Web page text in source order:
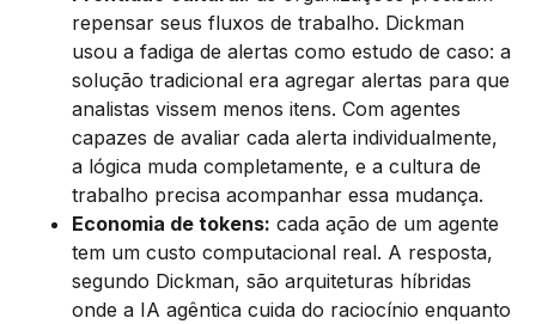
repensar seus fluxos de trabalho. Dickman
usou a fadiga de alertas como estudo de caso: a
solução tradicional era agregar alertas para que
analistas vissem menos itens. Com agentes
capazes de avaliar cada alerta individualmente,
a lógica muda completamente, e a cultura de
trabalho precisa acompanhar essa mudança.
Economia de tokens: cada ação de um agente
tem um custo computacional real. A resposta,
segundo Dickman, são arquiteturas híbridas
onde a IA agêntica cuida do raciocínio enquanto